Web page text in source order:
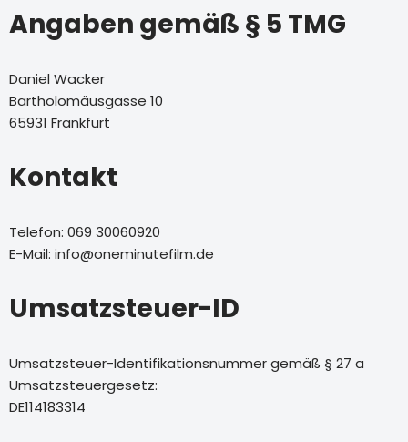
Angaben gemäß § 5 TMG
Daniel Wacker
Bartholomäusgasse 10
65931 Frankfurt
Kontakt
Telefon: 069 30060920
E-Mail: info@oneminutefilm.de
Umsatzsteuer-ID
Umsatzsteuer-Identifikationsnummer gemäß § 27 a
Umsatzsteuergesetz:
DE114183314